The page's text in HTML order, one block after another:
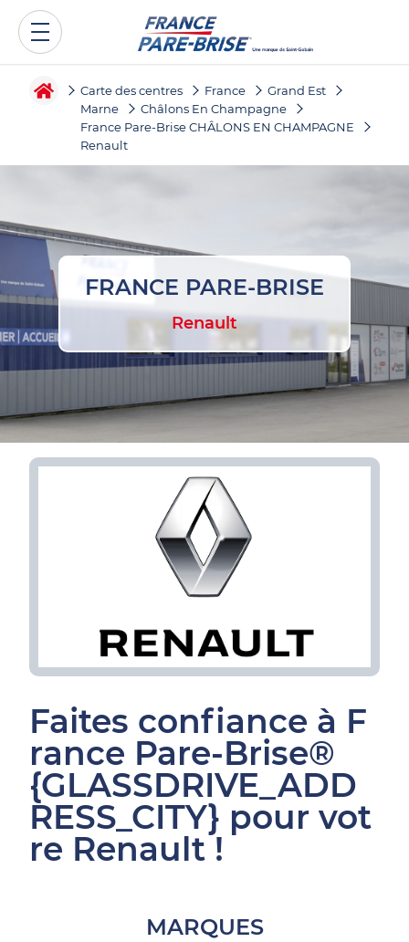
Carte des centres France
Grand Est
Marne
Châlons En Champagne
France Pare-Brise CHÂLONS EN CHAMPAGNE
Renault
FRANCE PARE-BRISE
Renault
Faites confiance à F
rance Pare-Brise®
{GLASSDRIVE_ADD
RESS_CITY} pour vot
re Renault !
MARQUES